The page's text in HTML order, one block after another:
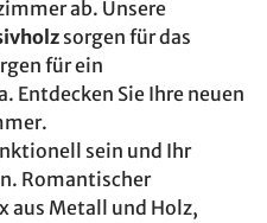
ab. Unsere
sorgen für das
für ein
Entdecken Sie Ihre neuen
sein und Ihr
Romantischer
aus Metall und Holz,